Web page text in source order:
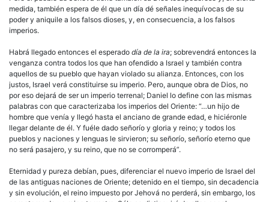
medida, también espera de él que un día dé señales inequívocas de su
poder y aniquile a los falsos dioses, y, en consecuencia, a los falsos
imperios.
Habrá llegado entonces el esperado día de la ira; sobrevendrá entonces la
venganza contra todos los que han ofendido a Israel y también contra
aquellos de su pueblo que hayan violado su alianza. Entonces, con los
justos, Israel verá constituirse su imperio. Pero, aunque obra de Dios, no
por eso dejará de ser un imperio terrenal; Daniel lo define con las mismas
palabras con que caracterizaba los imperios del Oriente: “…un hijo de
hombre que venía y llegó hasta el anciano de grande edad, e hiciéronle
llegar delante de él. Y fuéle dado señorío y gloria y reino; y todos los
pueblos y naciones y lenguas le sirvieron; su señorío, señorío eterno que
no será pasajero, y su reino, que no se corromperá”.
Eternidad y pureza debían, pues, diferenciar el nuevo imperio de Israel del
de las antiguas naciones de Oriente; detenido en el tiempo, sin decadencia
y sin evolución, el reino impuesto por Jehová no perderá, sin embargo, los